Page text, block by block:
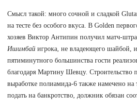
Смысл такой: много сочной и сладкой
на тесте без особого вкуса. В Golden
хозяев Виктор Антипин получил матч-
Ишимбай игрока, не владеющего шайбой,
пятиминутного большинства гости
благодаря Мартину Шевцу. Строительство
выработке полиамида-6 также намечено
подать на банкротство, должник обязан